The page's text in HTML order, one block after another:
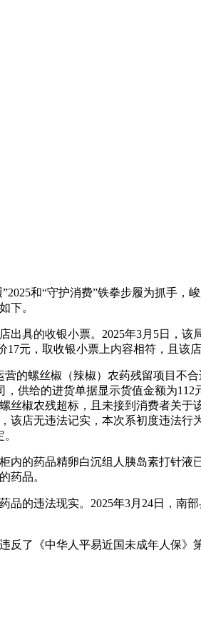
和“守护消费”铁拳步履为抓手，
下。
的收银小票。2025年3月5日，该
元，取收银小票上内容相符，且该
螺丝椒（辣椒）农药残留项目不合
供给的进货单据显示货值金额为
椒农残超标，且未接到消费者关于
店无违法记实，本次系初度违法
的药品精卵白沉组人胰岛素打针液
药品。
违法现实。2025年3月24日，南
《中华人平易近国未成年人保》